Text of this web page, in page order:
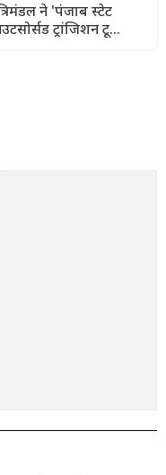
ने 'पंजाब स्टेट
ट्रांजिशन टू